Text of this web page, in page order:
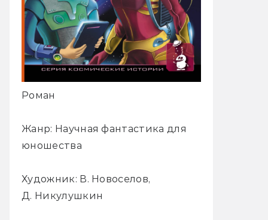
Роман
Жанр: Научная фантастика для
юношества
Художник: В. Новоселов,
Д. Никулушкин